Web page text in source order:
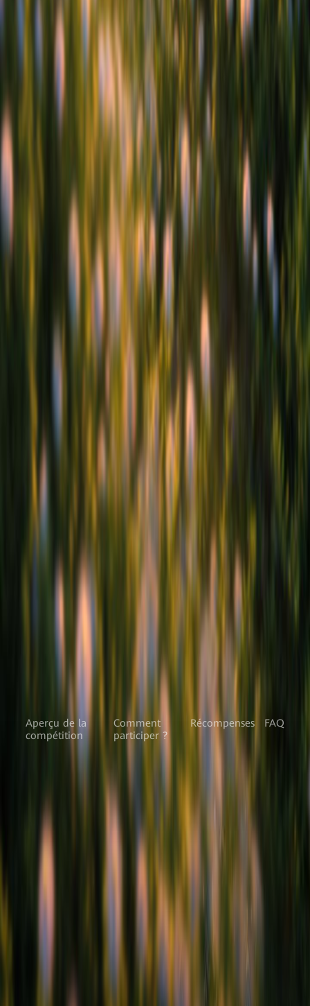
Aperçu de la
compétition
Comment
participer ?
Récompenses FAQ